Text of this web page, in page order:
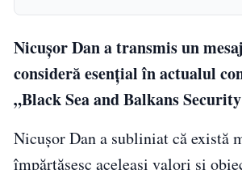
Nicuşor Dan a transmis un
consideră esențial în actualul
„Black Sea and Balkans
Nicuşor Dan a subliniat că există
împărtășesc aceleași valori și